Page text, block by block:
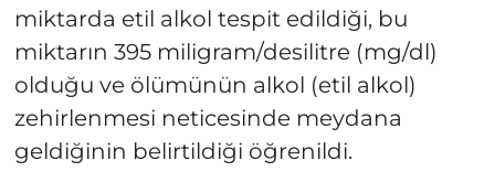
miktarda etil alkol tespit edildiği, bu
miktarın 395 miligram/desilitre (mg/dl)
olduğu ve ölümünün alkol (etil alkol)
zehirlenmesi neticesinde meydana
geldiğinin belirtildiği öğrenildi.